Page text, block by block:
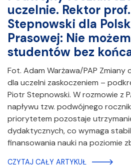
uczelnie. Rektor
Stepnowski dla
Prasowej: Nie
studentów bez
Fot. Adam Warżawa/PAP Zmiany
dla uczelni zaskoczeniem –
Piotr Stepnowski. W rozmowie z
napływu tzw. podwójnego
priorytetem pozostaje
dydaktycznych, co wymaga
finansowania nauki na poziomie
CZYTAJ CAŁY ARTYKUŁ